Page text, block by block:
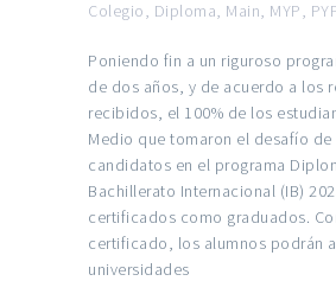
Colegio, Diploma, Main, MYP,
Poniendo fin a un riguroso
de dos años, y de acuerdo a los
recibidos, el 100% de los
Medio que tomaron el desafío de
candidatos en el programa
Bachillerato Internacional (IB)
certificados como graduados.
certificado, los alumnos podrán
universidades